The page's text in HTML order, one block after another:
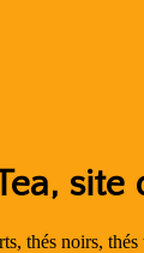
thés noirs,